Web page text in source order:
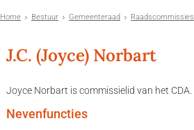
Home Bestuur Gemeenteraad Raadscommissies
J.C. (Joyce) Norbart
Joyce Norbart is commissielid van het CDA.
Nevenfuncties